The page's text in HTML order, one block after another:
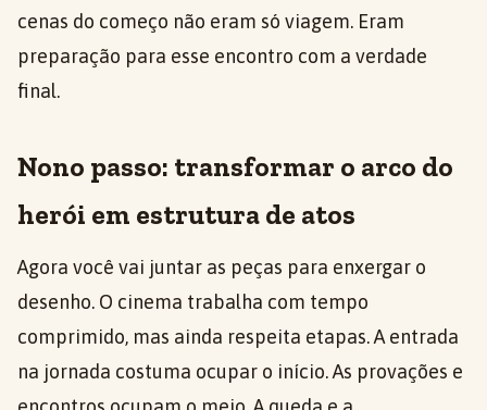
cenas do começo não eram só viagem. Eram
preparação para esse encontro com a verdade
final.
Nono passo: transformar o arco do
herói em estrutura de atos
Agora você vai juntar as peças para enxergar o
desenho. O cinema trabalha com tempo
comprimido, mas ainda respeita etapas. A entrada
na jornada costuma ocupar o início. As provações e